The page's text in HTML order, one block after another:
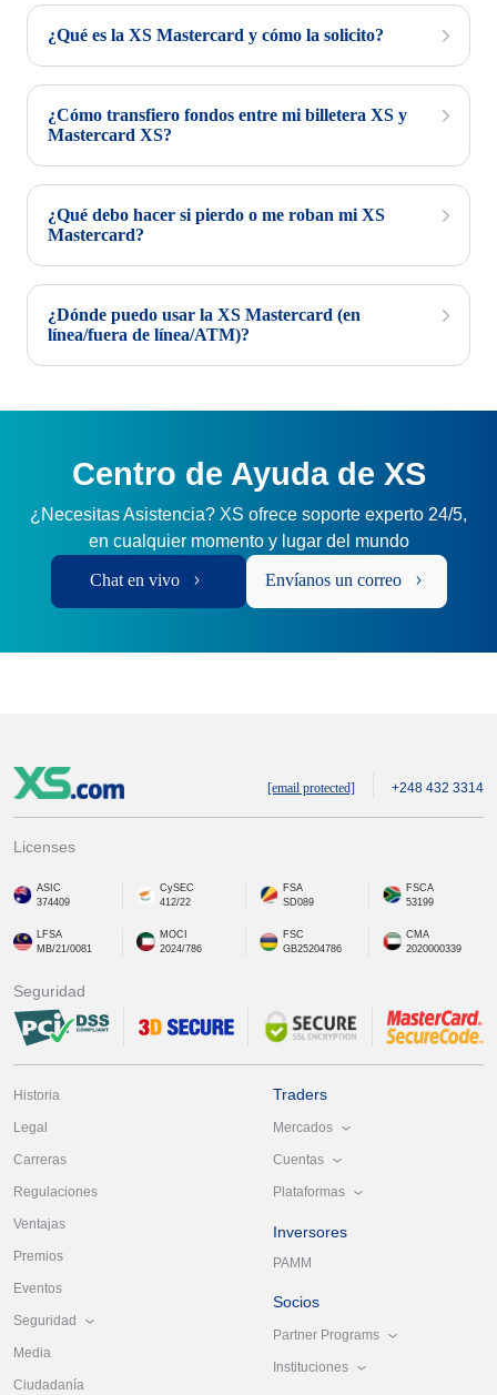
¿Qué es la XS Mastercard y cómo la solicito?
¿Cómo transfiero fondos entre mi billetera XS y
Mastercard XS?
¿Qué debo hacer si pierdo o me roban mi XS
Mastercard?
¿Dónde puedo usar la XS Mastercard (en
línea/fuera de línea/ATM)?
Centro de Ayuda de XS
¿Necesitas Asistencia? XS ofrece soporte experto 24/5,
en cualquier momento y lugar del mundo
Chat en vivo Envíanos un correo
[email protected] +248 432 3314
Licenses
ASIC
374409
CySEC
412/22
FSA
SD089
FSCA
53199
LFSA
MB/21/0081
MOCI
2024/786
FSC
GB25204786
CMA
2020000339
Seguridad
Historia
Legal
Carreras
Regulaciones
Ventajas
Premios
Eventos
Seguridad
Media
Ciudadanía
Traders
Mercados
Cuentas
Plataformas
Inversores
PAMM
Socios
Partner Programs
Instituciones